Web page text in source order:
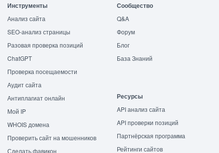
Инструменты
Анализ сайта
SEO-анализ страницы
Разовая проверка позиций
ChatGPT
Проверка посещаемости
Аудит сайта
Антиплагиат онлайн
Мой IP
WHOIS домена
Проверить сайт на мошенников
Сделать фавикон
Сообщество
Q&A
Форум
Блог
База Знаний
Ресурсы
API анализ сайта
API проверки позиций
Партнёрская программа
Рейтинги сайтов